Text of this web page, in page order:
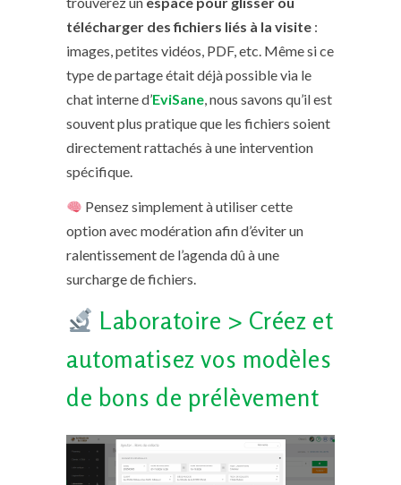
télécharger des fichiers liés à la visite :
images, petites vidéos, PDF, etc. Même si ce
type de partage était déjà possible via le
chat interne d’EviSane, nous savons qu’il est
souvent plus pratique que les fichiers soient
directement rattachés à une intervention
spécifique.
Pensez simplement à utiliser cette
option avec modération afin d’éviter un
ralentissement de l’agenda dû à une
surcharge de fichiers.
Laboratoire > Créez et
automatisez vos modèles
de bons de prélèvement